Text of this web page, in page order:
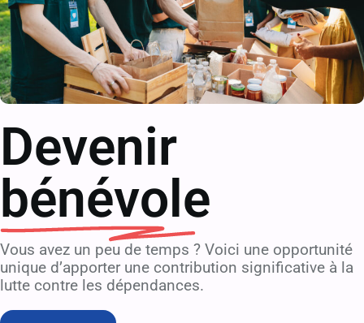
Devenir
bénévole
Vous avez un peu de temps ? Voici une opportunité
unique d’apporter une contribution significative à la
lutte contre les dépendances.